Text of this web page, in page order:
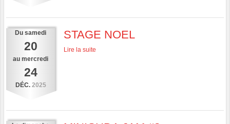
Du samedi
20
au mercredi
24
DÉC. 2025
STAGE NOEL
Lire la suite